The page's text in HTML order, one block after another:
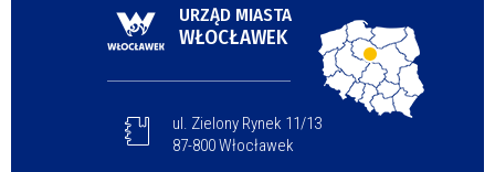
URZĄD MIASTA
WŁOCŁAWEK
ul. Zielony Rynek 11/13
87-800 Włocławek